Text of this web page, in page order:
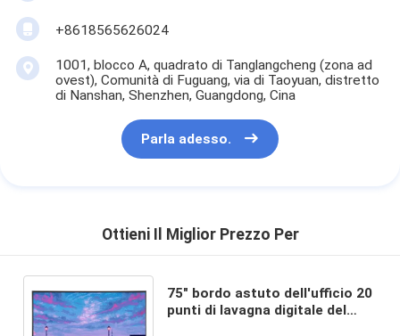
+8618565626024
1001, blocco A, quadrato di Tanglangcheng (zona ad
ovest), Comunità di Fuguang, via di Taoyuan, distretto
di Nanshan, Shenzhen, Guangdong, Cina
Parla adesso.
Ottieni Il Miglior Prezzo Per
75" bordo astuto dell'ufficio 20
punti di lavagna digitale del